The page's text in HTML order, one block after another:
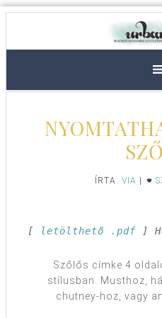
ÍRTA: VIA
[ letölthető .pdf ]
Szőlős címke 4
stílusban. Musthoz,
chutney-hoz, vagy